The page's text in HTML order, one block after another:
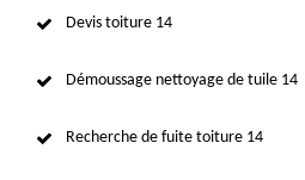
Devis toiture 14
Démoussage nettoyage de tuile 14
Recherche de fuite toiture 14